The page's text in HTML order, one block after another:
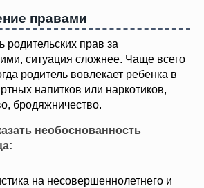
правами
родительских прав за
ситуация сложнее. Чаще всего
родитель вовлекает ребенка в
напитков или наркотиков,
бродяжничество.
необоснованность
на несовершеннолетнего и